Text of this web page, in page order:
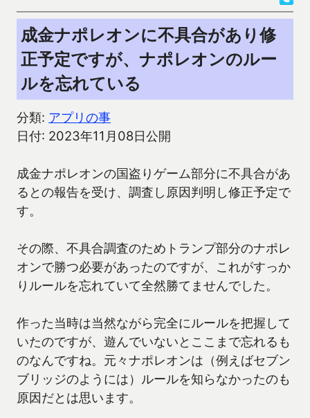
成金ナポレオンに不具合があり修
正予定ですが、ナポレオンのルー
ルを忘れている
分類: アプリの事
日付: 2023年11月08日公開
成金ナポレオンの国盗りゲーム部分に不具合があ
るとの報告を受け、調査し原因判明し修正予定で
す。
その際、不具合調査のためトランプ部分のナポレ
オンで勝つ必要があったのですが、これがすっか
りルールを忘れていて全然勝てませんでした。
作った当時は当然ながら完全にルールを把握して
いたのですが、遊んでいないとここまで忘れるも
のなんですね。元々ナポレオンは（例えばセブン
ブリッジのようには）ルールを知らなかったのも
原因だとは思います。